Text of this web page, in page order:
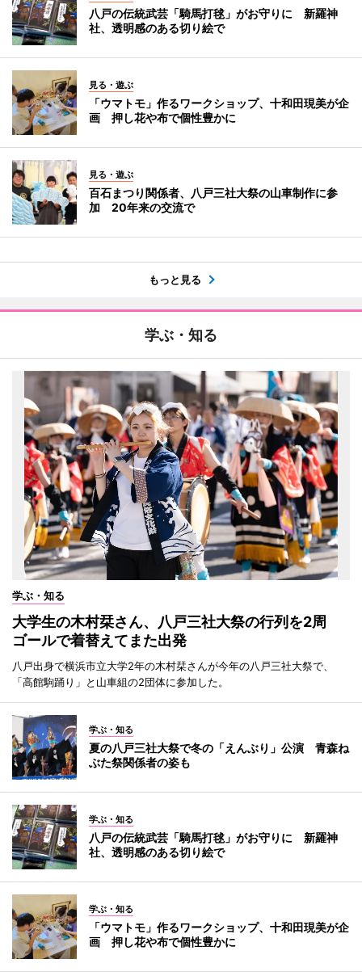
八戸の伝統武芸「騎馬打毬」がお守りに 新羅神
社、透明感のある切り絵で
見る・遊ぶ
「ウマトモ」作るワークショップ、十和田現美が企
画 押し花や布で個性豊かに
見る・遊ぶ
百石まつり関係者、八戸三社大祭の山車制作に参
加 20年来の交流で
もっと見る
学ぶ・知る
学ぶ・知る
大学生の木村栞さん、八戸三社大祭の行列を2周
ゴールで着替えてまた出発
八戸出身で横浜市立大学2年の木村栞さんが今年の八戸三社大祭で、
「高館駒踊り」と山車組の2団体に参加した。
学ぶ・知る
夏の八戸三社大祭で冬の「えんぶり」公演 青森ね
ぶた祭関係者の姿も
学ぶ・知る
八戸の伝統武芸「騎馬打毬」がお守りに 新羅神
社、透明感のある切り絵で
学ぶ・知る
「ウマトモ」作るワークショップ、十和田現美が企
画 押し花や布で個性豊かに